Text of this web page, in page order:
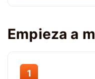
Empieza a
1